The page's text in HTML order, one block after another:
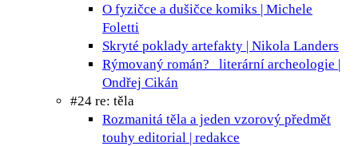
O fyzičce a dušičce komiks | Michele
Foletti
Skryté poklady artefakty | Nikola Landers
Rýmovaný román?
literární archeologie |
Ondřej Cikán
#24 re: těla
Rozmanitá těla a jeden vzorový předmět
touhy editorial | redakce